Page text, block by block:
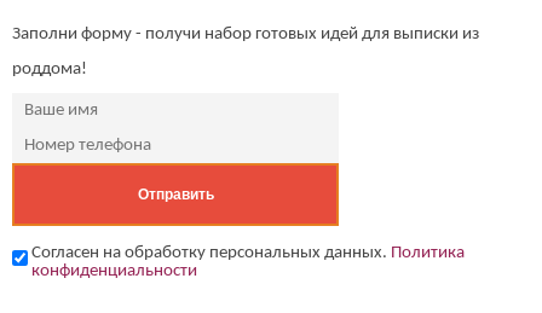
Заполни форму - получи набор готовых идей для выписки из
роддома!
Согласен на обработку персональных данных. Политика
конфиденциальности